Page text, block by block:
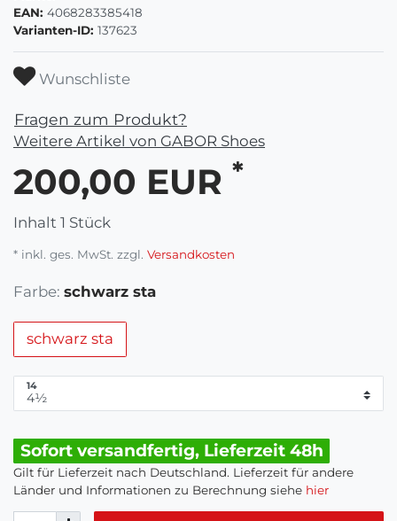
EAN: 4068283385418
Varianten-ID: 137623
Wunschliste
Fragen zum Produkt?
Weitere Artikel von GABOR Shoes
200,00 EUR *
Inhalt 1 Stück
* inkl. ges. MwSt. zzgl. Versandkosten
Farbe: schwarz sta
schwarz sta
14
Sofort versandfertig, Lieferzeit 48h
Gilt für Lieferzeit nach Deutschland. Lieferzeit für andere
Länder und Informationen zu Berechnung siehe hier